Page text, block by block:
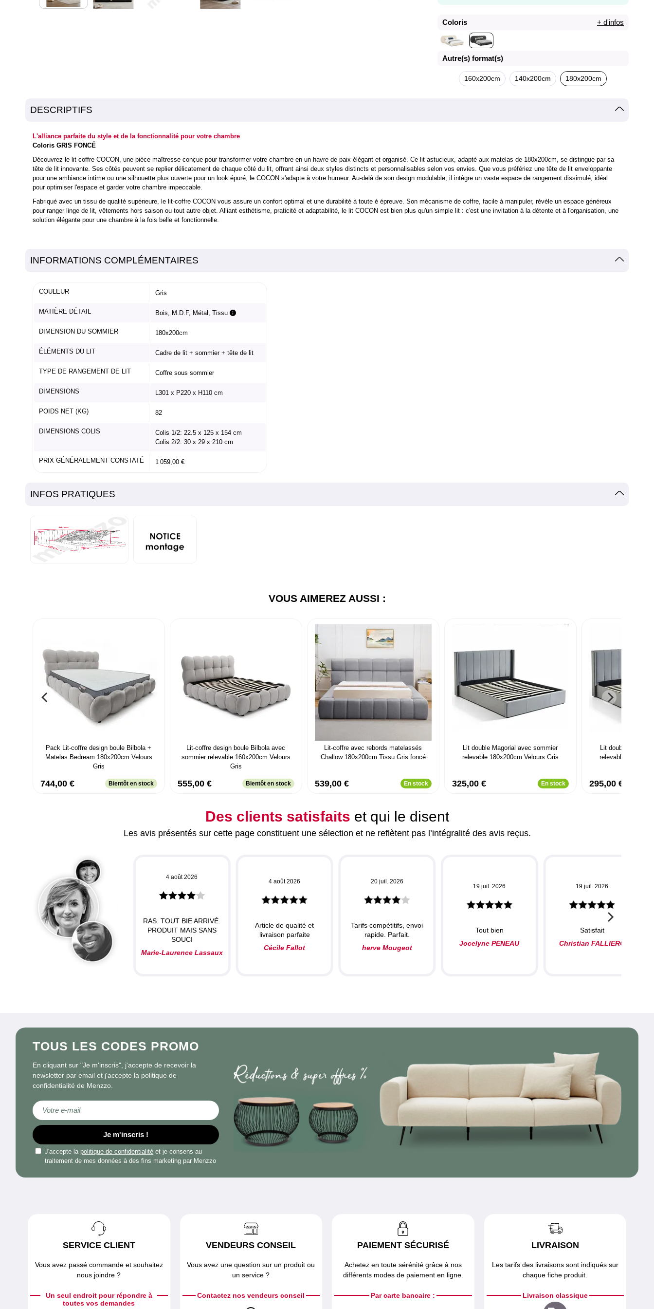
Coloris + d'infos
Autre(s) format(s)
160x200cm 140x200cm 180x200cm
DESCRIPTIFS
L'alliance parfaite du style et de la fonctionnalité pour votre chambre
Coloris GRIS FONCÉ
Découvrez le lit-coffre COCON, une pièce maîtresse conçue pour transformer votre chambre en un havre de paix élégant et organisé. Ce lit astucieux, adapté aux matelas de 180x200cm, se distingue par sa
tête de lit innovante. Ses côtés peuvent se replier délicatement de chaque côté du lit, offrant ainsi deux styles distincts et personnalisables selon vos envies. Que vous préfériez une tête de lit enveloppante
pour une ambiance intime ou une silhouette plus ouverte pour un look épuré, le COCON s'adapte à votre humeur. Au-delà de son design modulable, il intègre un vaste espace de rangement dissimulé, idéal
pour optimiser l'espace et garder votre chambre impeccable.
Fabriqué avec un tissu de qualité supérieure, le lit-coffre COCON vous assure un confort optimal et une durabilité à toute é épreuve. Son mécanisme de coffre, facile à manipuler, révèle un espace généreux
pour ranger linge de lit, vêtements hors saison ou tout autre objet. Alliant esthétisme, praticité et adaptabilité, le lit COCON est bien plus qu'un simple lit : c'est une invitation à la détente et à l'organisation, une
solution élégante pour une chambre à la fois belle et fonctionnelle.
INFORMATIONS COMPLÉMENTAIRES
COULEUR Gris
MATIÈRE DÉTAIL Bois, M.D.F, Métal, Tissu
DIMENSION DU SOMMIER 180x200cm
ÉLÉMENTS DU LIT Cadre de lit + sommier + tête de lit
TYPE DE RANGEMENT DE LIT Coffre sous sommier
DIMENSIONS L301 x P220 x H110 cm
POIDS NET (KG) 82
DIMENSIONS COLIS
Colis 1/2: 22.5 x 125 x 154 cm
Colis 2/2: 30 x 29 x 210 cm
PRIX GÉNÉRALEMENT CONSTATÉ 1 059,00 €
INFOS PRATIQUES
VOUS AIMEREZ AUSSI :
Pack Lit-coffre design boule Bilbola +
Matelas Bedream 180x200cm Velours
Gris
744,00 € Bientôt en stock
Lit-coffre design boule Bilbola avec
sommier relevable 160x200cm Velours
Gris
555,00 € Bientôt en stock
Lit-coffre avec rebords matelassés
Challow 180x200cm Tissu Gris foncé
539,00 € En stock
Lit double Magorial avec sommier
relevable 180x200cm Velours Gris
325,00 € En stock
Lit double
relevable
295,00 €
Des clients satisfaits et qui le disent
Les avis présentés sur cette page constituent une sélection et ne reflètent pas l’intégralité des avis reçus.
4 août 2026
RAS. TOUT BIE ARRIVÉ.
PRODUIT MAIS SANS
SOUCI
Marie-Laurence Lassaux
4 août 2026
Article de qualité et
livraison parfaite
Cécile Fallot
20 juil. 2026
Tarifs compétitifs, envoi
rapide. Parfait.
herve Mougeot
19 juil. 2026
Tout bien
Jocelyne PENEAU
19 juil. 2026
Satisfait
Christian FALLIERO
TOUS LES CODES PROMO
En cliquant sur "Je m'inscris", j'accepte de recevoir la
newsletter par email et j'accepte la politique de
confidentialité de Menzzo.
Inscription à notre lettre d’information :
Je m'inscris !
J'accepte la politique de confidentialité et je consens au
traitement de mes données à des fins marketing par Menzzo
SERVICE CLIENT
Vous avez passé commande et souhaitez
nous joindre ?
Un seul endroit pour répondre à
toutes vos demandes
VENDEURS CONSEIL
Vous avez une question sur un produit ou
un service ?
Contactez nos vendeurs conseil
PAIEMENT SÉCURISÉ
Achetez en toute sérénité grâce à nos
différents modes de paiement en ligne.
Par carte bancaire :
LIVRAISON
Les tarifs des livraisons sont indiqués sur
chaque fiche produit.
Livraison classique